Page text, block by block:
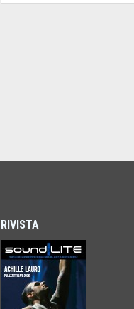
RIVISTA